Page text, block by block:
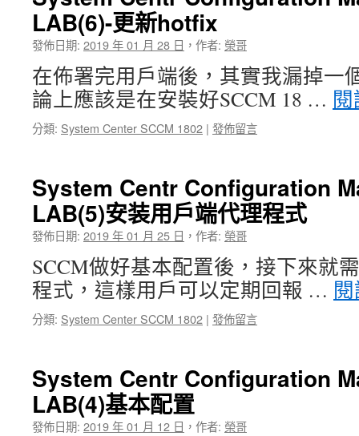
LAB(6)-更新hotfix
發佈日期: 2019 年 01 月 28 日 ， 作者: 榮哥
在佈署完用戶端後，其實我漏掉一
論上應該是在安裝好SCCM 18 …
分類: System Center SCCM 1802 | 發佈留言
System Centr Configuration
LAB(5)安装用戶端代理程式
發佈日期: 2019 年 01 月 25 日 ， 作者: 榮哥
SCCM做好基本配置後，接下來就
程式，這樣用戶可以定期回報 …
分類: System Center SCCM 1802 | 發佈留言
System Centr Configuration
LAB(4)基本配置
發佈日期: 2019 年 01 月 12 日 ， 作者: 榮哥